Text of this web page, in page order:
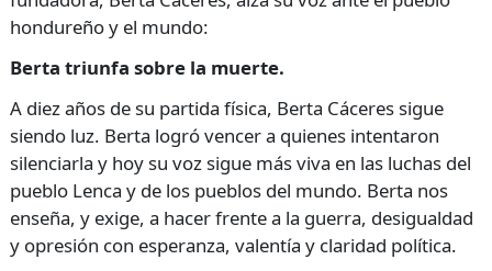
hondureño y el mundo:
Berta triunfa sobre la muerte.
A diez años de su partida física, Berta Cáceres sigue
siendo luz. Berta logró vencer a quienes intentaron
silenciarla y hoy su voz sigue más viva en las luchas del
pueblo Lenca y de los pueblos del mundo. Berta nos
enseña, y exige, a hacer frente a la guerra, desigualdad
y opresión con esperanza, valentía y claridad política.